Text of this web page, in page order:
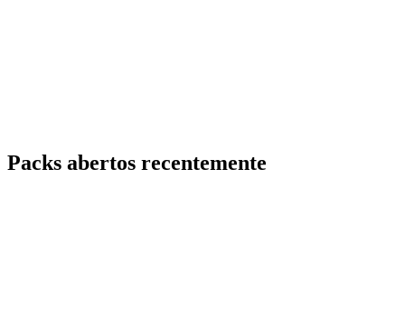
Packs abertos recentemente